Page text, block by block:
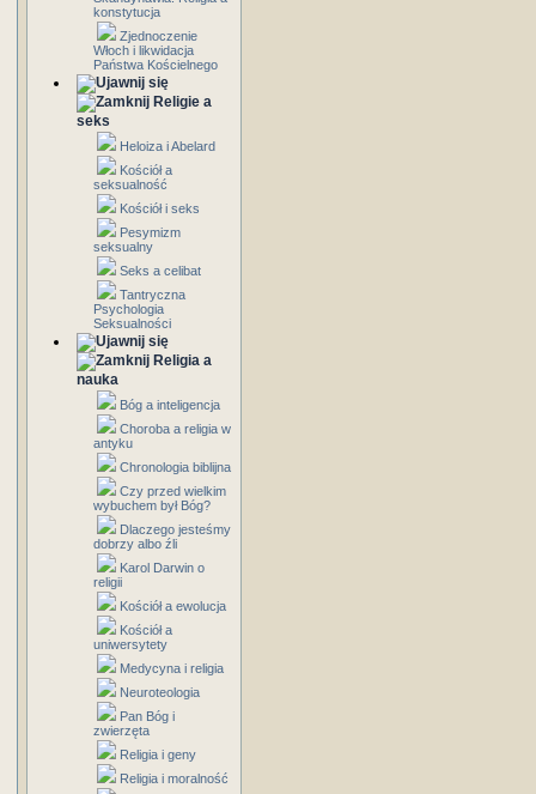
konstytucja
Zjednoczenie
Włoch i likwidacja
Państwa Kościelnego
Religie a
seks
Heloiza i Abelard
Kościół a
seksualność
Kościół i seks
Pesymizm
seksualny
Seks a celibat
Tantryczna
Psychologia
Seksualności
Religia a
nauka
Bóg a inteligencja
Choroba a religia w
antyku
Chronologia biblijna
Czy przed wielkim
wybuchem był Bóg?
Dlaczego jesteśmy
dobrzy albo źli
Karol Darwin o
religii
Kościół a ewolucja
Kościół a
uniwersytety
Medycyna i religia
Neuroteologia
Pan Bóg i
zwierzęta
Religia i geny
Religia i moralność